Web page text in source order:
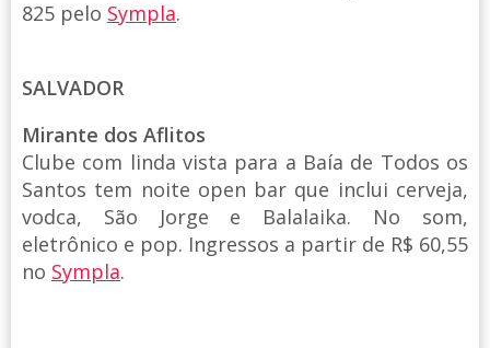
825 pelo Sympla.
SALVADOR
Mirante dos Aflitos
Clube com linda vista para a Baía de Todos os
Santos tem noite open bar que inclui cerveja,
vodca, São Jorge e Balalaika. No som,
eletrônico e pop. Ingressos a partir de R$ 60,55
no Sympla.